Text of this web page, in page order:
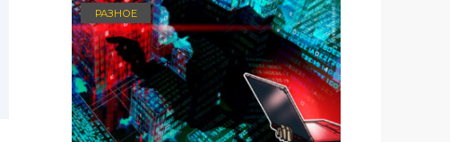
РАЗНОЕ